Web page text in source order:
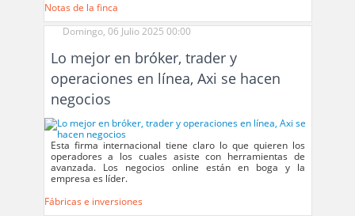
Notas de la finca
Domingo, 06 Julio 2025 00:00
Lo mejor en bróker, trader y
operaciones en línea, Axi se hacen
negocios
Esta firma internacional tiene claro lo que quieren los
operadores a los cuales asiste con herramientas de
avanzada. Los negocios online están en boga y la
empresa es líder.
Fábricas e inversiones